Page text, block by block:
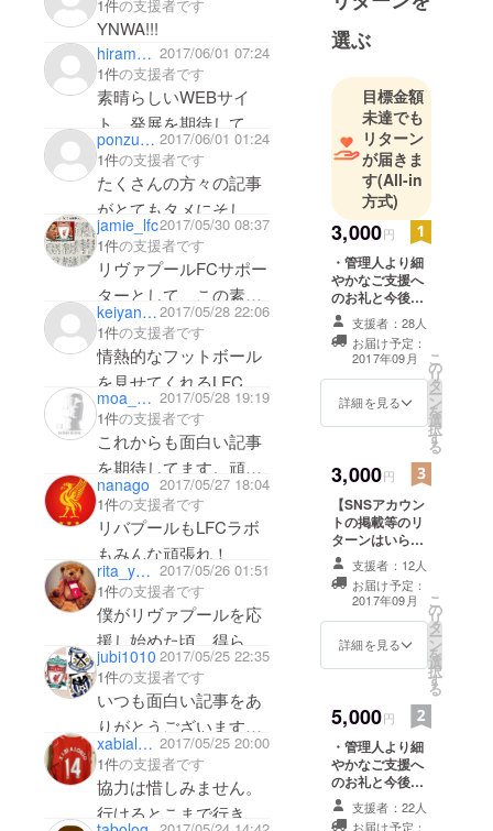
共に歩ませてくださ
い。YNWA.
@i__wao
1件の支援者です
YNWA!!!
hiramatsudaichi 2017/06/01 07:24
1件の支援者です
素晴らしいWEBサイ
ト。発展を期待してい
ます！ponzu_wccf 2017/06/01 01:24
1件の支援者です
たくさんの方々の記事
がとてもタメにそして
楽しく拝見させていた
だいています。運営頑
張って下さい。
jamie_lfc2017/05/30 08:37
1件の支援者です
リヴァプールFCサポー
ターとして、この素晴
らしいプロジェクトに
お力添えが出来る事を
光栄に思います。
http://www.facebook.co
m/ariken0117
keiyan38YNWA2017/05/28 22:06
1件の支援者です
情熱的なフットボール
を見せてくれるLFCが
愛し過ぎる✨頑張れ
YNWA
moa_gon95 2017/05/28 19:19
1件の支援者です
これからも面白い記事
を期待してます。頑
張っください！
nanago 2017/05/27 18:04
1件の支援者です
リバプールもLFCラボ
もみんな頑張れ！
rita_ynwa 2017/05/26 01:51
1件の支援者です
僕がリヴァプールを応
援し始めた頃、得られ
る情報は雑誌の特集や
深夜のサッカー番組の
ミニコーナーくらい
で、当時の僕にとって
はそれが全てだった。
でも、今はこんなにも
近くでリヴァプールの
jubi1010 2017/05/25 22:35
1件の支援者です
いつも面白い記事をあ
りがとうございます！
微力ながら応援させて
いただきます。
@jubi1010
xabialonso1125 2017/05/25 20:00
1件の支援者です
協力は惜しみません。
行けるとこまで行きま
選ぶ
目標金額
未達でも
リターン
が届きま
す(All-in
方式)
3,000円
・管理人より細
やかなご支援へ
のお礼と今後の
LFCラボの展望
を綴ったメール
をお送りさせて
いただきます。
・スペシャルコ
ンテンツに、
ウント』もしく
は『Facebook
アカウント』を
掲載します！
（ブロンズ枠）
＜ご支援いただ
く際のお願い＞
※「応援コメン
ト」の最後に、
『Twitterのアカ
ウント名
『Facebookの
URL』をご記入
ください。
支援者：28人
お届け予定：
2017年09月
詳細を見る
こ
の
リ
タ
ー
ン
を
選
択
す
る
3,000円
【SNSアカウン
トの掲載等のリ
ターンはいらな
い！という方向
け】 管理人より
細やかなご支援
へのお礼と今後
のLFCラボの展
望を綴ったメー
額をご設定いた
だけます！
支援者：12人
お届け予定：
2017年09月
詳細を見る
こ
の
リ
タ
ー
ン
を
選
択
す
る
5,000円
・管理人より細
やかなご支援へ
のお礼と今後の
LFCラボの展望
を綴ったメール
支援者：22人
お届け予定：